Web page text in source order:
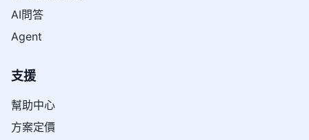
AI問答
Agent
支援
幫助中心
方案定價